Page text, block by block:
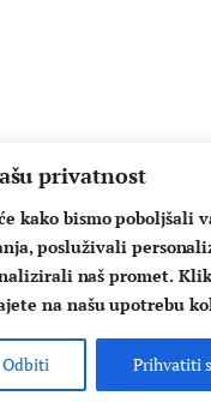
privatnost
kako bismo poboljšali
posluživali
naš promet.
na našu upotrebu
Odbiti Prihvatiti